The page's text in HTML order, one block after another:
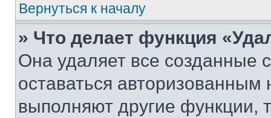
Вернуться к началу
» Что делает функция
Она удаляет все созданные
оставаться
выполняют другие функции,